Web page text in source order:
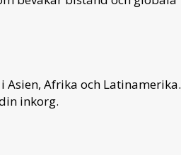
Asien, Afrika och Latinamerika.
inkorg.